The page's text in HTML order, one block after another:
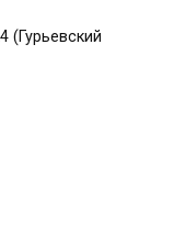
(Гурьевский